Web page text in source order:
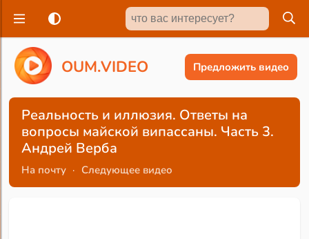
OUM.VIDEO Предложить видео
Реальность и иллюзия. Ответы на
вопросы майской випассаны. Часть 3.
Андрей Верба
На почту · Следующее видео